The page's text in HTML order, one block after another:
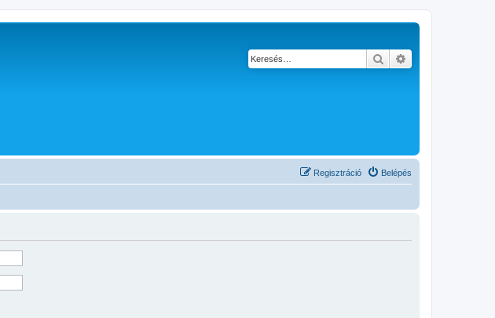
Keresés
Belépés
Regisztráció